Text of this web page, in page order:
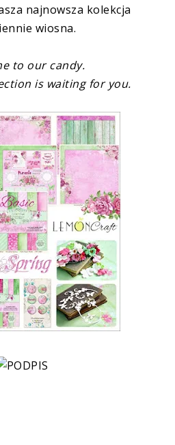
najnowsza kolekcja
wiosna.
to ourcandy.
is waiting for you.